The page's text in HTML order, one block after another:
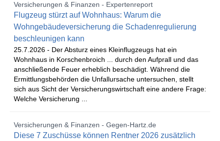
Versicherungen & Finanzen - Expertenreport
Flugzeug stürzt auf Wohnhaus: Warum die
Wohngebäudeversicherung die Schadenregulierung
beschleunigen kann
25.7.2026 - Der Absturz eines Kleinflugzeugs hat ein
Wohnhaus in Korschenbroich ... durch den Aufprall und das
anschließende Feuer erheblich beschädigt. Während die
Ermittlungsbehörden die Unfallursache untersuchen, stellt
sich aus Sicht der Versicherungswirtschaft eine andere Frage:
Welche Versicherung ...
Versicherungen & Finanzen - Gegen-Hartz.de
Diese 7 Zuschüsse können Rentner 2026 zusätzlich